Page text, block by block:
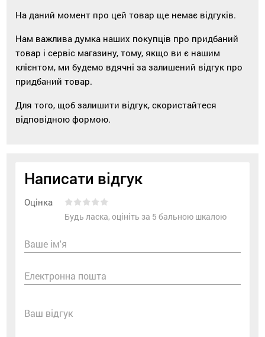
На даний момент про цей товар ще немає відгуків.
Нам важлива думка наших покупців про придбаний
товар і сервіс магазину, тому, якщо ви є нашим
клієнтом, ми будемо вдячні за залишений відгук про
придбаний товар.
Для того, щоб залишити відгук, скористайтеся
відповідною формою.
Написати відгук
Оцінка
Будь ласка, оцініть за 5 бальною шкалою
Ваше ім'я
Електронна пошта
Ваш відгук